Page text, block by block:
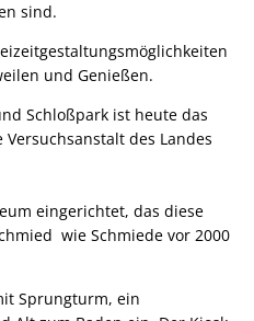
sind.
und Genießen.
Schloßpark ist heute das
des Landes
eingerichtet, das diese
wie Schmiede vor 2000
Sprungturm, ein